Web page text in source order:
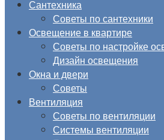
Сантехника
Советы по сантехники
Освещение в квартире
Советы по настройке
Дизайн освещения
Окна и двери
Советы
Вентиляция
Советы по вентиляции
Системы вентиляции